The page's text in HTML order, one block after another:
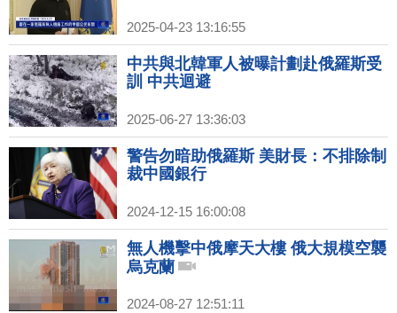
2025-04-23 13:16:55
中共與北韓軍人被曝計劃赴俄羅斯受
訓 中共迴避
2025-06-27 13:36:03
警告勿暗助俄羅斯 美財長：不排除制
裁中國銀行
2024-12-15 16:00:08
無人機擊中俄摩天大樓 俄大規模空襲
烏克蘭
2024-08-27 12:51:11